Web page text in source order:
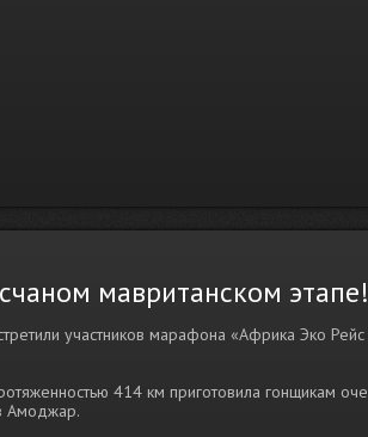
мавританском этапе!
участников марафона «Африка Эко
414 км приготовила гонщикам
Амоджар.